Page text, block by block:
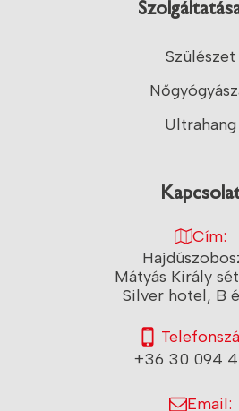
Szülészet
Ultrahang
Cím:
Mátyás Király
Silver hotel, B
+36 30 094
Email: